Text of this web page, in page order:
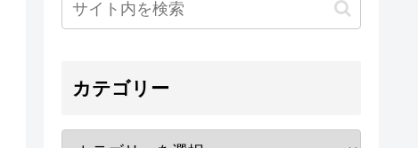
カテゴリー